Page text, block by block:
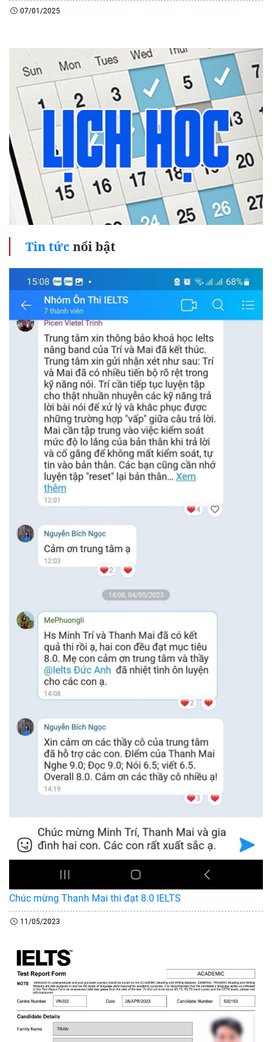
07/01/2025
Tin tức nổi bật
Chúc mừng Thanh Mai thi đạt 8.0 IELTS
11/05/2023